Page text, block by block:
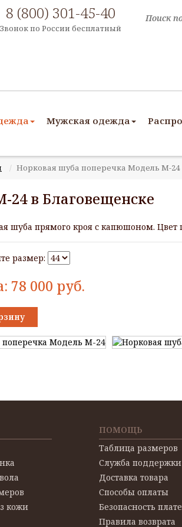
8 (800) 301-45-40
Звонок по России бесплатный
Мужская одежда
Норковая шуба поперечка Модель М-24
в Благовещенске
шуба прямого кроя с капюшоном. Цвет
размер:
78 000 руб.
кожи
ПОМОЩЬ
Таблица размеров
Служба поддержки
Доставка товара
Способы оплаты
Безопасность
Правила возврата